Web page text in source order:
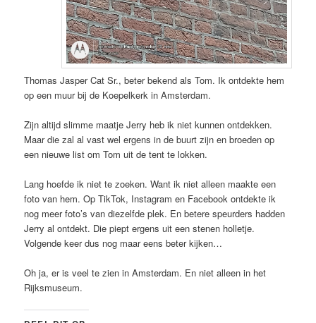
Thomas Jasper Cat Sr., beter bekend als Tom. Ik ontdekte hem
op een muur bij de Koepelkerk in Amsterdam.
Zijn altijd slimme maatje Jerry heb ik niet kunnen ontdekken.
Maar die zal al vast wel ergens in de buurt zijn en broeden op
een nieuwe list om Tom uit de tent te lokken.
Lang hoefde ik niet te zoeken. Want ik niet alleen maakte een
foto van hem. Op TikTok, Instagram en Facebook ontdekte ik
nog meer foto’s van diezelfde plek. En betere speurders hadden
Jerry al ontdekt. Die piept ergens uit een stenen holletje.
Volgende keer dus nog maar eens beter kijken…
Oh ja, er is veel te zien in Amsterdam. En niet alleen in het
Rijksmuseum.